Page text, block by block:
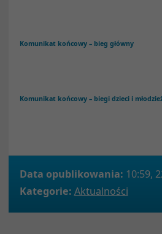
Komunikat końcowy – bieg główny
Komunikat końcowy – biegi dzieci i
Data opublikowania: 10:59,
Kategorie: Aktualności